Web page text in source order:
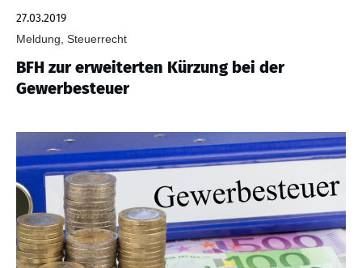
27.03.2019
Meldung, Steuerrecht
BFH zur erweiterten Kürzung bei der
Gewerbesteuer